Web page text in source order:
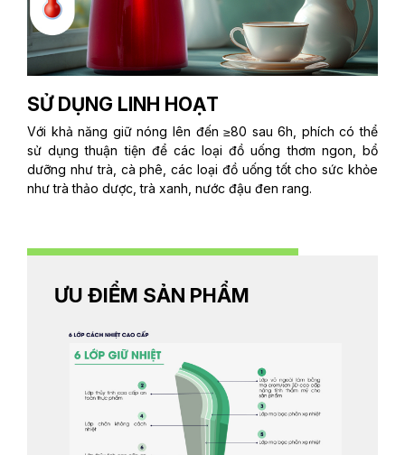
SỬ DỤNG LINH HOẠT
Với khả năng giữ nóng lên đến ≥80 sau 6h, phích có thể
sử dụng thuận tiện để các loại đồ uống thơm ngon, bổ
dưỡng như trà, cà phê, các loại đồ uống tốt cho sức khỏe
như trà thảo dược, trà xanh, nước đậu đen rang.
ƯU ĐIỂM SẢN PHẨM